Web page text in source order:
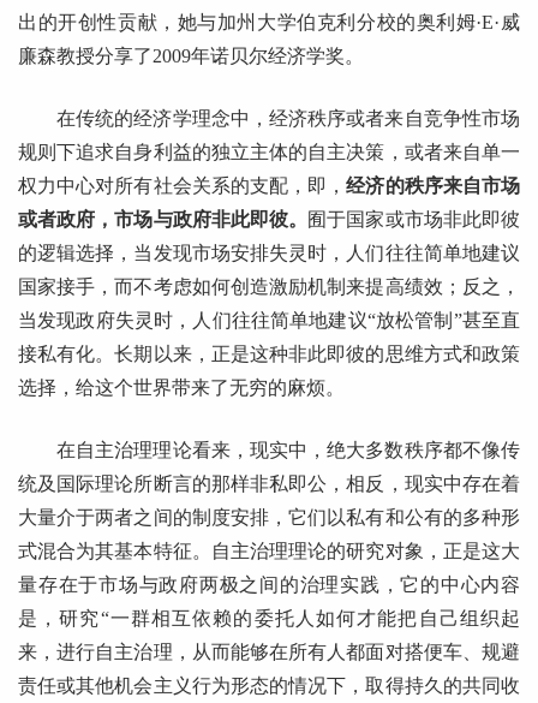
出的开创性贡献，她与加州大学伯克利分校的奥利姆·E·威
廉森教授分享了2009年诺贝尔经济学奖。
在传统的经济学理念中，经济秩序或者来自竞争性市场
规则下追求自身利益的独立主体的自主决策，或者来自单一
权力中心对所有社会关系的支配，即，经济的秩序来自市场
或者政府，市场与政府非此即彼。
囿于国家或市场非此即彼
的逻辑选择，当发现市场安排失灵时，人们往往简单地建议
国家接手，而不考虑如何创造激励机制来提高绩效；反之，
当发现政府失灵时，人们往往简单地建议“放松管制”甚至直
接私有化。长期以来，正是这种非此即彼的思维方式和政策
选择，给这个世界带来了无穷的麻烦。
在自主治理理论看来，现实中，绝大多数秩序都不像传
统及国际理论所断言的那样非私即公，相反，现实中存在着
大量介于两者之间的制度安排，它们以私有和公有的多种形
式混合为其基本特征。自主治理理论的研究对象，正是这大
量存在于市场与政府两极之间的治理实践，它的中心内容
是，研究“一群相互依赖的委托人 如何才能把自己组织起
来，进行自主治理，从而能够在所有人都面对搭便车、规避
责任或其他机会主义行为形态的情况下，取得持久的共同收